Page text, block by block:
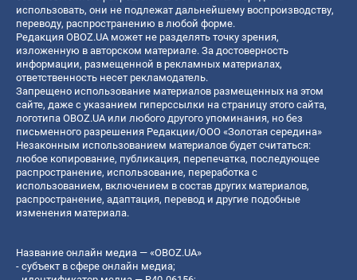
использовать, они не подлежат дальнейшему воспроизводству,
переводу, распространению в любой форме.
Редакция OBOZ.UA может не разделять точку зрения,
изложенную в авторском материале. За достоверность
информации, размещенной в рекламных материалах,
ответственность несет рекламодатель.
Запрещено использование материалов размещенных на этом
сайте, даже с указанием гиперссылки на страницу этого сайта,
логотипа OBOZ.UA или любого другого упоминания, но без
письменного разрешения Редакции/ООО «Золотая середина»
Незаконным использованием материалов будет считаться:
любое копирование, публикация, перепечатка, последующее
распространение, использование, переработка с
использованием, включением в состав других материалов,
распространение, адаптация, перевод и другие подобные
изменения материала.
Название онлайн медиа — «OBOZ.UA»
- субъект в сфере онлайн медиа;